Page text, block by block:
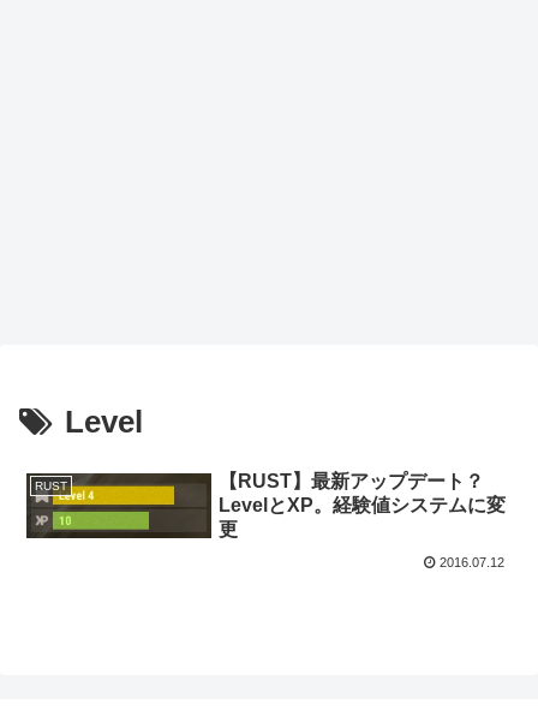
Level
RUST
【RUST】最新アップデート？
LevelとXP。経験値システムに変
更
2016.07.12